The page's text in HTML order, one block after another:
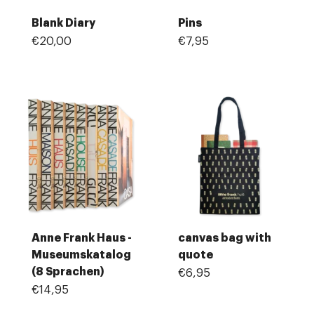
Blank Diary
€20,00
Pins
€7,95
Anne Frank Haus -
Museumskatalog
(8 Sprachen)
€14,95
canvas bag with
quote
€6,95